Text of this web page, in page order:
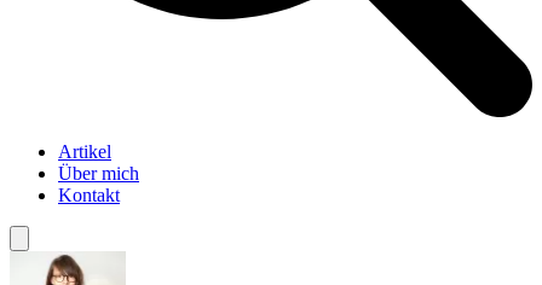
Artikel
Über mich
Kontakt